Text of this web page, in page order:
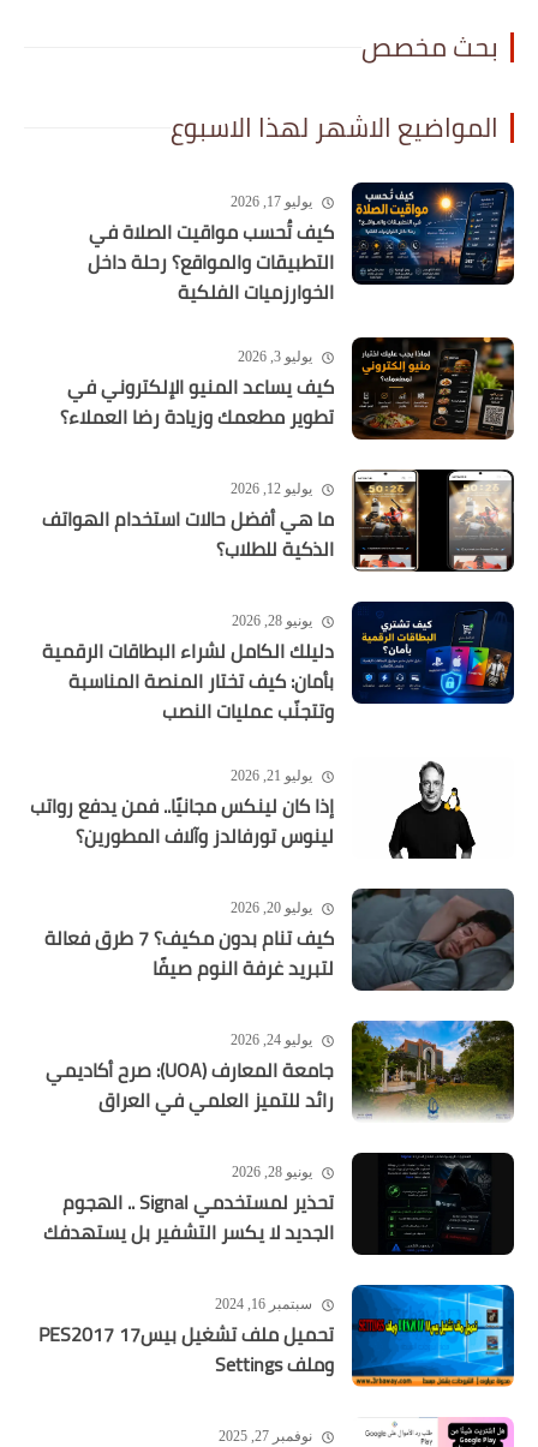
بحث مخصص
المواضيع الاشهر لهذا الاسبوع
يوليو 17, 2026
كيف تُحسب مواقيت الصلاة في
التطبيقات والمواقع؟ رحلة داخل
الخوارزميات الفلكية
يوليو 3, 2026
كيف يساعد المنيو الإلكتروني في
تطوير مطعمك وزيادة رضا العملاء؟
يوليو 12, 2026
ما هي أفضل حالات استخدام الهواتف
الذكية للطلاب؟
يونيو 28, 2026
دليلك الكامل لشراء البطاقات الرقمية
بأمان: كيف تختار المنصة المناسبة
وتتجنّب عمليات النصب
يوليو 21, 2026
إذا كان لينكس مجانيًا.. فمن يدفع رواتب
لينوس تورفالدز وآلاف المطورين؟
يوليو 20, 2026
كيف تنام بدون مكيف؟ 7 طرق فعالة
لتبريد غرفة النوم صيفًا
يوليو 24, 2026
جامعة المعارف (UOA): صرح أكاديمي
رائد للتميز العلمي في العراق
يونيو 28, 2026
تحذير لمستخدمي Signal .. الهجوم
الجديد لا يكسر التشفير بل يستهدفك
سبتمبر 16, 2024
تحميل ملف تشغيل بيس17 PES2017
وملف Settings
نوفمبر 27, 2025